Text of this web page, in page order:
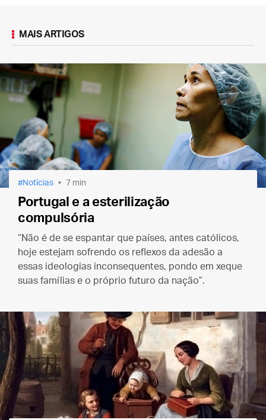
MAIS ARTIGOS
Notícias 7 min
Portugal e a esterilização
compulsória
“Não é de se espantar que países, antes católicos,
hoje estejam sofrendo os reflexos da adesão a
essas ideologias inconsequentes, pondo em xeque
suas famílias e o próprio futuro da nação”.